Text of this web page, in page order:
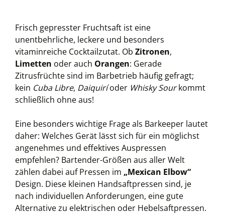
Frisch gepresster Fruchtsaft ist eine
unentbehrliche, leckere und besonders
vitaminreiche Cocktailzutat. Ob Zitronen,
Limetten oder auch Orangen: Gerade
Zitrusfrüchte sind im Barbetrieb häufig gefragt;
kein Cuba Libre, Daiquiríoder Whisky Sourkommt
schließlich ohne aus!
Eine besonders wichtige Frage als Barkeeper lautet
daher: Welches Gerät lässt sich für ein möglichst
angenehmes und effektives Auspressen
empfehlen? Bartender-Größen aus aller Welt
zählen dabei auf Pressen im „Mexican Elbow“
Design. Diese kleinen Handsaftpressen sind, je
nach individuellen Anforderungen, eine gute
Alternative zu elektrischen oder Hebelsaftpressen.